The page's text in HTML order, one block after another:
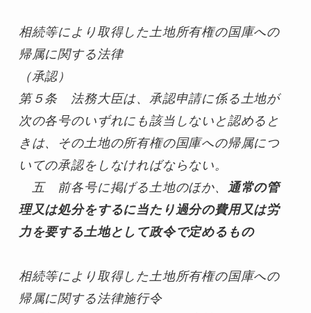
相続等により取得した土地所有権の国庫への
帰属に関する法律
（承認）
第５条　法務大臣は、承認申請に係る土地が
次の各号のいずれにも該当しないと認めると
きは、その土地の所有権の国庫への帰属につ
いての承認をしなければならない。
五　前各号に掲げる土地のほか、 通常の管
理又は処分をするに当たり過分の費用又は労
力を要する土地として政令で定めるもの
相続等により取得した土地所有権の国庫への
帰属に関する法律施行令